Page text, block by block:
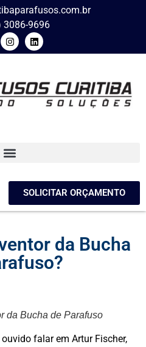
3086-9696
SOLICITAR ORÇAMENTO
da Bucha
da Bucha de Parafuso
falar em Artur Fischer,